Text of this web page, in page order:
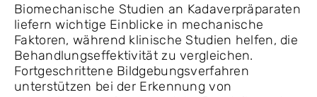
Biomechanische Studien an Kadaverpräparaten
liefern wichtige Einblicke in mechanische
Faktoren, während klinische Studien helfen, die
Behandlungseffektivität zu vergleichen.
Fortgeschrittene Bildgebungsverfahren
unterstützen bei der Erkennung von